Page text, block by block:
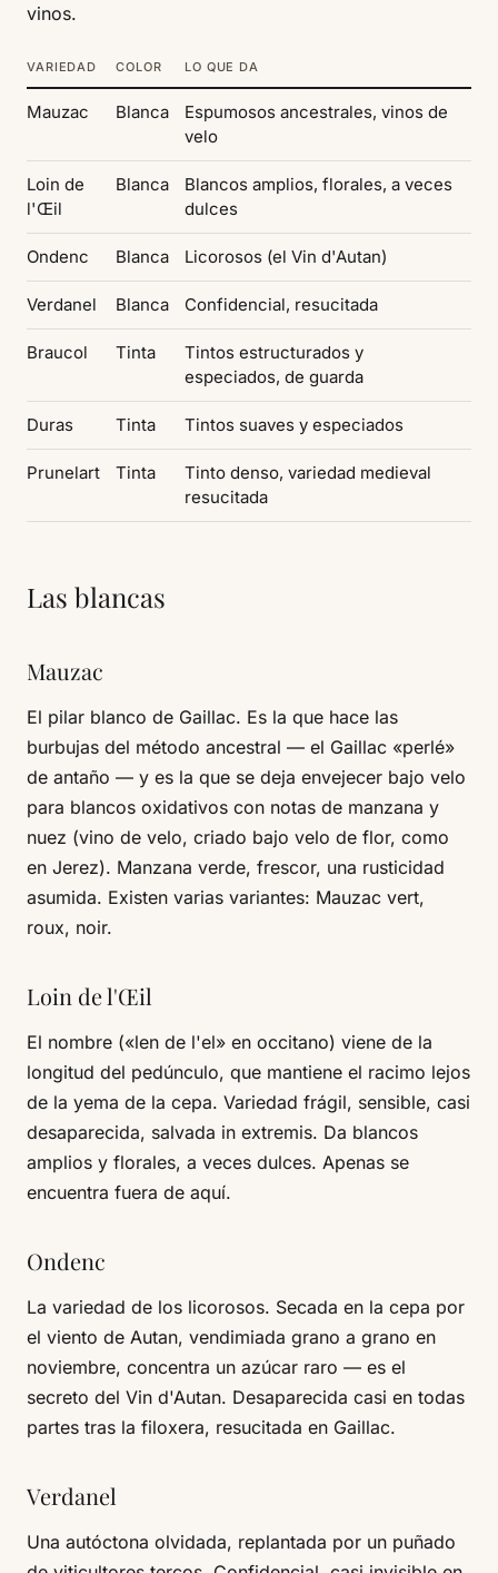
vinos.
VARIEDAD COLOR LO QUE DA
Mauzac Blanca
Espumosos ancestrales, vinos de
velo
Loin de
l'Œil
Blanca
Blancos amplios, florales, a veces
dulces
Ondenc Blanca Licorosos (el Vin d'Autan)
Verdanel Blanca Confidencial, resucitada
Braucol Tinta
Tintos estructurados y
especiados, de guarda
Duras Tinta Tintos suaves y especiados
Prunelart Tinta
Tinto denso, variedad medieval
resucitada
Las blancas
Mauzac
El pilar blanco de Gaillac. Es la que hace las
burbujas del método ancestral — el Gaillac «perlé»
de antaño — y es la que se deja envejecer bajo velo
para blancos oxidativos con notas de manzana y
nuez (vino de velo, criado bajo velo de flor, como
en Jerez). Manzana verde, frescor, una rusticidad
asumida. Existen varias variantes: Mauzac vert,
roux, noir.
Loin de l'Œil
El nombre («len de l'el» en occitano) viene de la
longitud del pedúnculo, que mantiene el racimo lejos
de la yema de la cepa. Variedad frágil, sensible, casi
desaparecida, salvada in extremis. Da blancos
amplios y florales, a veces dulces. Apenas se
encuentra fuera de aquí.
Ondenc
La variedad de los licorosos. Secada en la cepa por
el viento de Autan, vendimiada grano a grano en
noviembre, concentra un azúcar raro — es el
secreto del Vin d'Autan. Desaparecida casi en todas
partes tras la filoxera, resucitada en Gaillac.
Verdanel
Una autóctona olvidada, replantada por un puñado